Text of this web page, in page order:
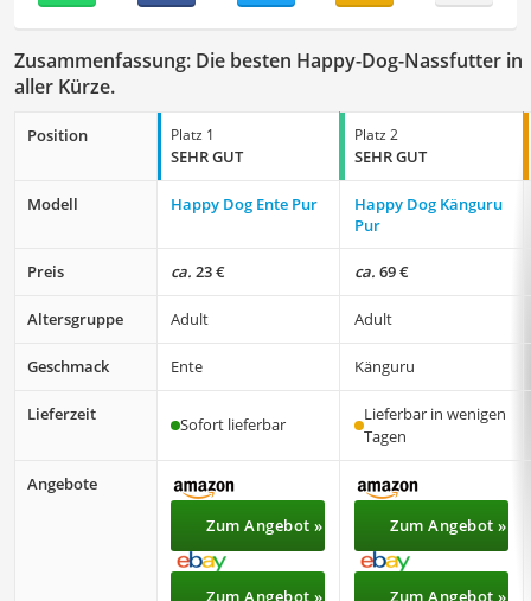
Zusammenfassung: Die besten Happy-Dog-Nassfutter in
aller Kürze.
Position Platz 1
SEHR GUT
Platz 2
SEHR GUT
Modell Happy Dog Ente Pur
Happy Dog Känguru
Pur
Preis ca. 23 € ca. 69 €
Altersgruppe Adult Adult
Geschmack Ente Känguru
Lieferzeit
Sofort lieferbar
Lieferbar in wenigen
Tagen
Angebote
Zum Angebot »
Zum Angebot »
Zum Angebot »
Zum Angebot »